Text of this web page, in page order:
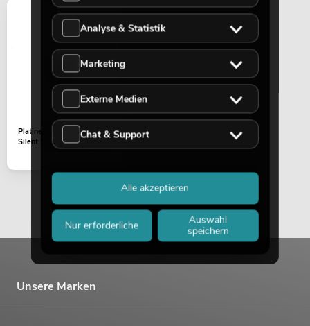
EUROLITE Set 4x AKKU TL-3 QCL
RGB+UV Trusslight + Case mit
Ladefunktion
No. 20000854
Bestand reicht ca. 12 Wo.
739,00€
Platine (USB) LED 7C-7
Silent Slim Spot (G1-028)
Unsere Marken
Analyse & Statistik
Marketing
Externe Medien
Chat & Support
Nur erforderliche
Auswahl
speichern
Alle akzeptieren